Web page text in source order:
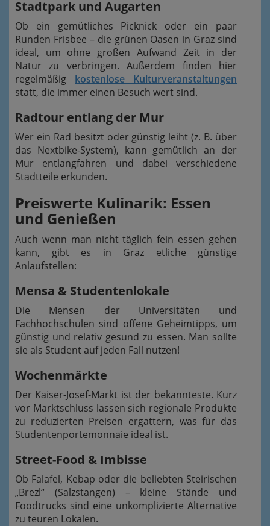
Stadtpark und Augarten
Ob ein gemütliches Picknick oder ein paar
Runden Frisbee – die grünen Oasen in Graz sind
ideal, um ohne großen Aufwand Zeit in der
Natur zu verbringen. Außerdem finden hier
regelmäßig kostenlose Kulturveranstaltungen
statt, die immer einen Besuch wert sind.
Radtour entlang der Mur
Wer ein Rad besitzt oder günstig leiht (z. B. über
das Nextbike-System), kann gemütlich an der
Mur entlangfahren und dabei verschiedene
Stadtteile erkunden.
Preiswerte Kulinarik: Essen
und Genießen
Auch wenn man nicht täglich fein essen gehen
kann, gibt es in Graz etliche günstige
Anlaufstellen:
Mensa & Studentenlokale
Die Mensen der Universitäten und
Fachhochschulen sind offene Geheimtipps, um
günstig und relativ gesund zu essen. Man sollte
sie als Student auf jeden Fall nutzen!
Wochenmärkte
Der Kaiser-Josef-Markt ist der bekannteste. Kurz
vor Marktschluss lassen sich regionale Produkte
zu reduzierten Preisen ergattern, was für das
Studentenportemonnaie ideal ist.
Street-Food & Imbisse
Ob Falafel, Kebap oder die beliebten Steirischen
„Brezl“ (Salzstangen) – kleine Stände und
Foodtrucks sind eine unkomplizierte Alternative
zu teuren Lokalen.